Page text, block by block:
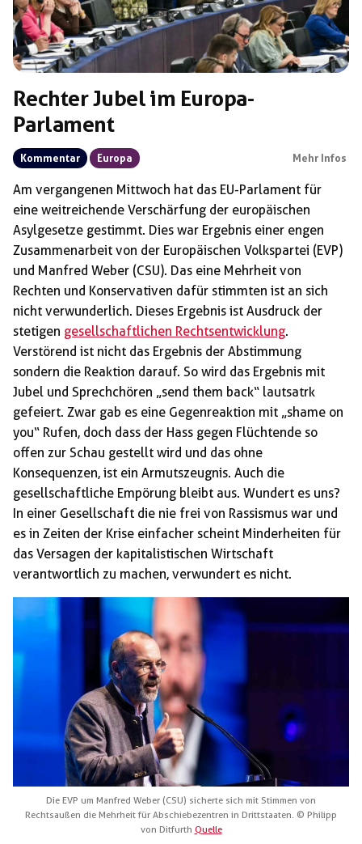
Rechter Jubel im Europa-
Parlament
Kommentar Europa Mehr Infos
Am vergangenen Mittwoch hat das EU-Parlament für
eine weitreichende Verschärfung der europäischen
Asylgesetze gestimmt. Dies war Ergebnis einer engen
Zusammenarbeit von der Europäischen Volkspartei (EVP)
und Manfred Weber (CSU). Das eine Mehrheit von
Rechten und Konservativen dafür stimmten ist an sich
nicht verwunderlich. Dieses Ergebnis ist Ausdruck der
stetigen gesellschaftlichen Rechtsentwicklung.
Verstörend ist nicht das Ergebnis der Abstimmung
sondern die Reaktion darauf. So wird das Ergebnis mit
Jubel und Sprechchören „send them back“ lautsatrk
gefeiert. Zwar gab es eine Gegenreaktion mit „shame on
you“ Rufen, doch dass der Hass gegen Flüchtende so
offen zur Schau gestellt wird und das ohne
Konsequenzen, ist ein Armutszeugnis. Auch die
gesellschaftliche Empörung bleibt aus. Wundert es uns?
In einer Gesellschaft die nie frei von Rassismus war und
es in Zeiten der Krise einfacher scheint Minderheiten für
das Versagen der kapitalistischen Wirtschaft
verantwortlich zu machen, verwundert es nicht.
Die EVP um Manfred Weber (CSU) sicherte sich mit Stimmen von
Rechtsaußen die Mehrheit für Abschiebezentren in Drittstaaten. © Philipp
von Ditfurth Quelle